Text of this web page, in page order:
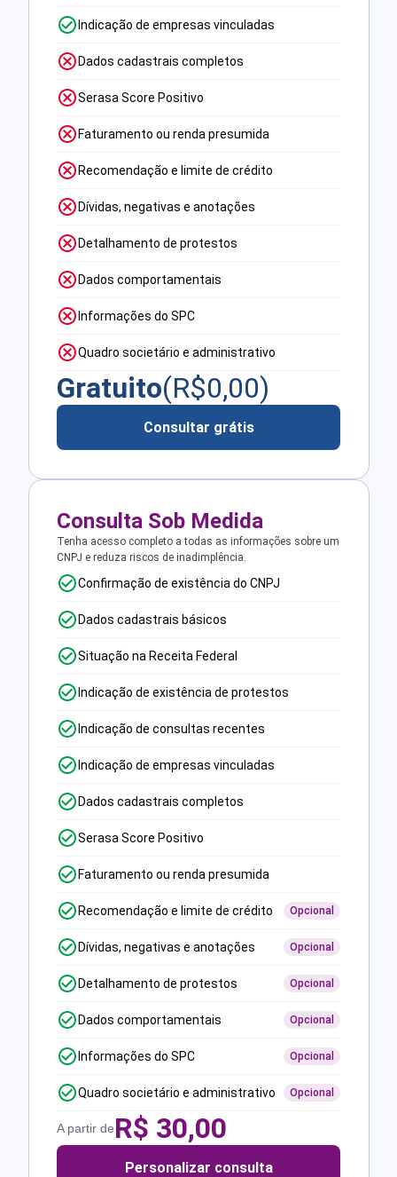
Indicação de empresas vinculadas
Dados cadastrais completos
Serasa Score Positivo
Faturamento ou renda presumida
Recomendação e limite de crédito
Dívidas, negativas e anotações
Detalhamento de protestos
Dados comportamentais
Informações do SPC
Quadro societário e administrativo
Gratuito(R$0,00)
Consultar grátis
Consulta Sob Medida
Tenha acesso completo a todas as informações sobre um
CNPJ e reduza riscos de inadimplência.
Confirmação de existência do CNPJ
Dados cadastrais básicos
Situação na Receita Federal
Indicação de existência de protestos
Indicação de consultas recentes
Indicação de empresas vinculadas
Dados cadastrais completos
Serasa Score Positivo
Faturamento ou renda presumida
Recomendação e limite de crédito Opcional
Dívidas, negativas e anotações Opcional
Detalhamento de protestos Opcional
Dados comportamentais Opcional
Informações do SPC Opcional
Quadro societário e administrativo Opcional
A partir deR$ 30,00
Personalizar consulta